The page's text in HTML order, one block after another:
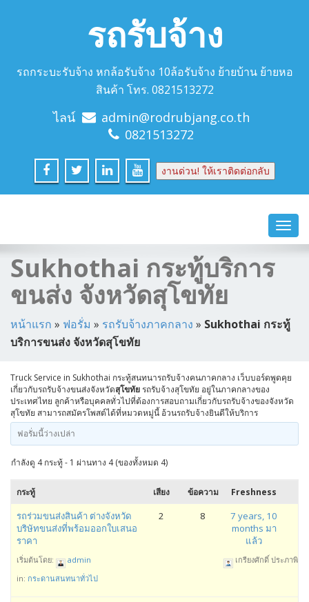
รถรับจ้าง
รถกระบะรับจ้าง หกล้อรับจ้าง 10ล้อรับจ้าง ย้ายบ้าน ย้ายหอ
สินค้า โทร. 0821513272
ไลน์
admin@rodrubjang.co.th
0821513272
งานด่วน! ให้เราติดต่อกลับ
Sukhothai กระทู้บริการ
ขนส่ง จังหวัดสุโขทัย
หน้าแรก » ฟอรั่ม » รถรับจ้างภาคกลาง » Sukhothai กระทู้
บริการขนส่ง จังหวัดสุโขทัย
Truck Service in Sukhothai กระทู้สนทนารถรับจ้างคนภาคกลาง เว็บบอร์ดพูดคุย
เกี่ยวกับรถรับจ้างขนส่งจังหวัดสุโขทัย รถรับจ้างสุโขทัย อยู่ในภาคกลางของ
ประเทศไทย ลูกค้าหรือบุคคลทั่วไปที่ต้องการสอบถามเกี่ยวกับรถรับจ้างของจังหวัด
สุโขทัย สามารถสมัครโพสต์ได้ที่หมวดหมู่นี้ อ้วนรถรับจ้างยินดีให้บริการ
ฟอรั่มนี้ว่างเปล่า
กำลังดู 4 กระทู้ - 1 ผ่านทาง 4 (ของทั้งหมด 4)
กระทู้ เสียง ข้อความ Freshness
รถร่วมขนส่งสินค้า ต่างจังหวัด
บริษัทขนส่งที่พร้อมออกใบเสนอ
ราคา
เริ่มต้นโดย:
admin
in: กระดานสนทนาทั่วไป
2 8
7 years, 10
months มา
แล้ว
เกรียงศักดิ์ ประภาพิทั